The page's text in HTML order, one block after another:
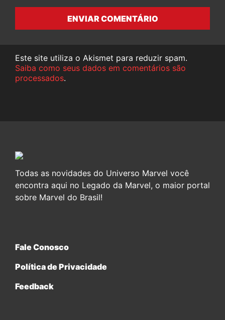
ENVIAR COMENTÁRIO
Este site utiliza o Akismet para reduzir spam.
Saiba como seus dados em comentários são
processados.
Todas as novidades do Universo Marvel você
encontra aqui no Legado da Marvel, o maior portal
sobre Marvel do Brasil!
Fale Conosco
Política de Privacidade
Feedback